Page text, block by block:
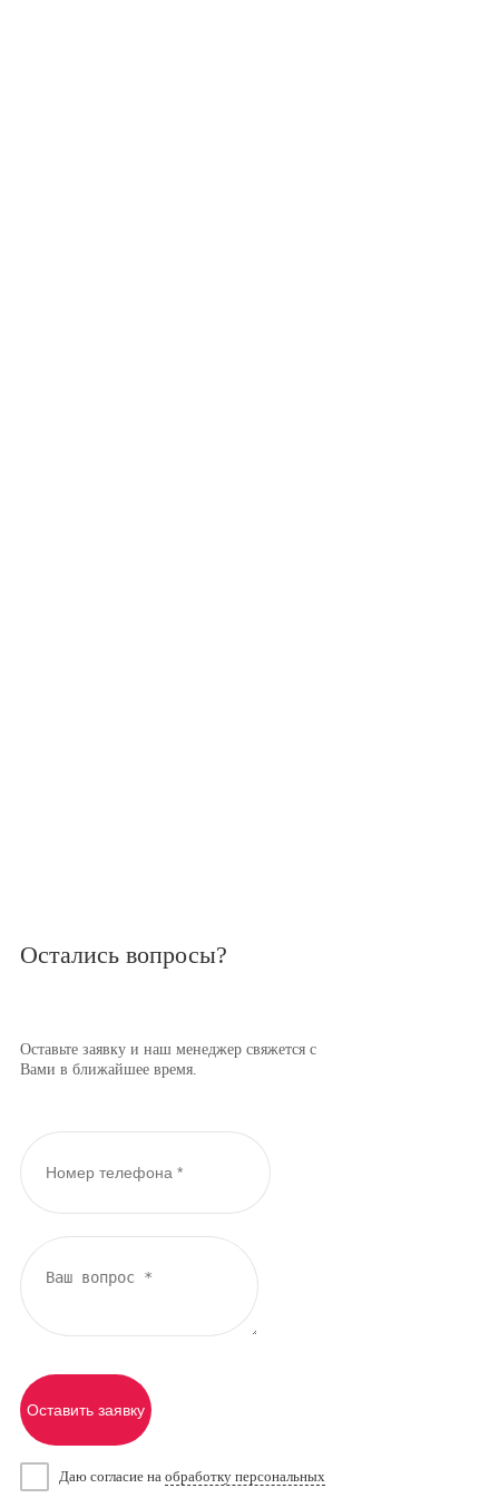
Остались вопросы?
Оставьте заявку и наш менеджер свяжется с
Вами в ближайшее время.
Оставить заявку
Даю согласие на обработку персональных